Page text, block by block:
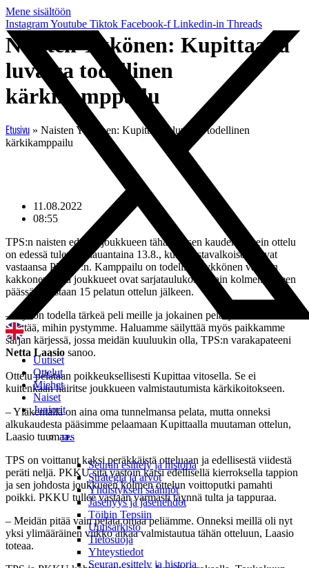
Mene sisältöön
InstagramYoutube Tiktok Facebook-f Linkedin-in Threads
Uutiset
Ottelut
Miehet
Naiset
Juniorit
TPS
Seuran esittely ja historia
Strategia ja arvot
Yhdistyksen säännöt
Jäsenyys ja jäsenehdot
Töihin Tepsiin
Uutisarkisto
Tietosuoja
Yhteystiedot
Seuran esittely ja historia
Naisten Ykkönen: Kupittaalla
luvassa todellinen
kärkikamppailu
Etusivu » Naisten Ykkönen: Kupittaalla luvassa todellinen
kärkikamppailu
11.08.2022
08:55
TPS:n naisten edustusjoukkueen tähänastisen kauden tärkein ottelu
on edessä tulevana lauantaina 13.8., kun mustavalkoiset saavat
vastaansa PKKU:n. Kamppailu on todellinen ykkönen vastaan
kakkonen, sillä joukkueet ovat sarjataulukossa vain kolmen pisteen
päässä toisistaan 15 pelatun ottelun jälkeen.
– Nyt on todella tärkeä peli meille ja jokainen pelaaja haluaa taatusti
näyttää, mihin pystymme. Haluamme säilyttää myös paikkamme
sarjan kärjessä, jossa meidän kuuluukin olla, TPS:n varakapateeni
Netta Laasio sanoo.
Ottelu pelataan poikkeuksellisesti Kupittaa vitosella. Se ei
kuitenkaan häiritse joukkueen valmistautumista kärkikoitokseen.
– Yläkentällä on aina oma tunnelmansa pelata, mutta onneksi
alkukaudesta pääsimme pelaamaan Kupittaalla muutaman ottelun,
Laasio tuumaa.
TPS on voittanut kaksi peräkkäistä otteluaan ja edellisestä viidestä
peräti neljä. PKKU sitä vastoin kärsi edellisellä kierroksella tappion
ja sen johdosta joukkueen kolmen ottelun voittoputki pamahti
poikki. PKKU tullee vastaan varmasti täynnä tulta ja tappuraa.
– Meidän pitää vain pelata omaa peliämme. Onneksi meillä oli nyt
yksi ylimääräinen viikko aikaa valmistautua tähän otteluun, Laasio
toteaa.